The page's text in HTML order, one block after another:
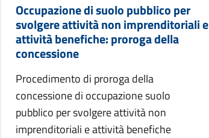
Occupazione di suolo pubblico per
svolgere attività non imprenditoriali e
attività benefiche: proroga della
concessione
Procedimento di proroga della
concessione di occupazione suolo
pubblico per svolgere attività non
imprenditoriali e attività benefiche